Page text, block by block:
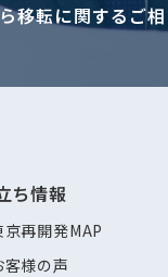
移転に関するご
ち情報
京再開発MAP
客様の声